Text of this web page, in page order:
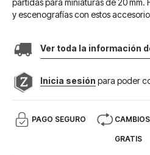
partidas para miniaturas de 20 mm.
y escenografías con estos
Ver toda la información
Inicia sesión para poder
PAGO SEGURO CAMBIOS
GRATIS